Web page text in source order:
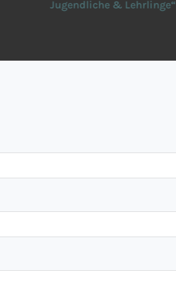
Jugendliche & Lehrlinge“